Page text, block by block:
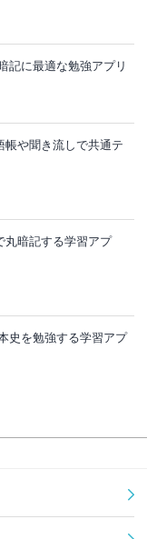
記に最適な勉強アプリ
帳や聞き流しで共通テ
丸暗記する学習アプ
史を勉強する学習アプ